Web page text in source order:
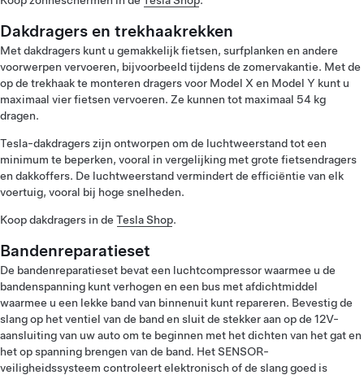
Dakdragers en trekhaakrekken
Met dakdragers kunt u gemakkelijk fietsen, surfplanken en andere
voorwerpen vervoeren, bijvoorbeeld tijdens de zomervakantie. Met de
op de trekhaak te monteren dragers voor Model X en Model Y kunt u
maximaal vier fietsen vervoeren. Ze kunnen tot maximaal 54 kg
dragen.
Tesla-dakdragers zijn ontworpen om de luchtweerstand tot een
minimum te beperken, vooral in vergelijking met grote fietsendragers
en dakkoffers. De luchtweerstand vermindert de efficiëntie van elk
voertuig, vooral bij hoge snelheden.
Koop dakdragers in de Tesla Shop.
Bandenreparatieset
De bandenreparatieset bevat een luchtcompressor waarmee u de
bandenspanning kunt verhogen en een bus met afdichtmiddel
waarmee u een lekke band van binnenuit kunt repareren. Bevestig de
slang op het ventiel van de band en sluit de stekker aan op de 12V-
aansluiting van uw auto om te beginnen met het dichten van het gat en
het op spanning brengen van de band. Het SENSOR-
veiligheidssysteem controleert elektronisch of de slang goed is